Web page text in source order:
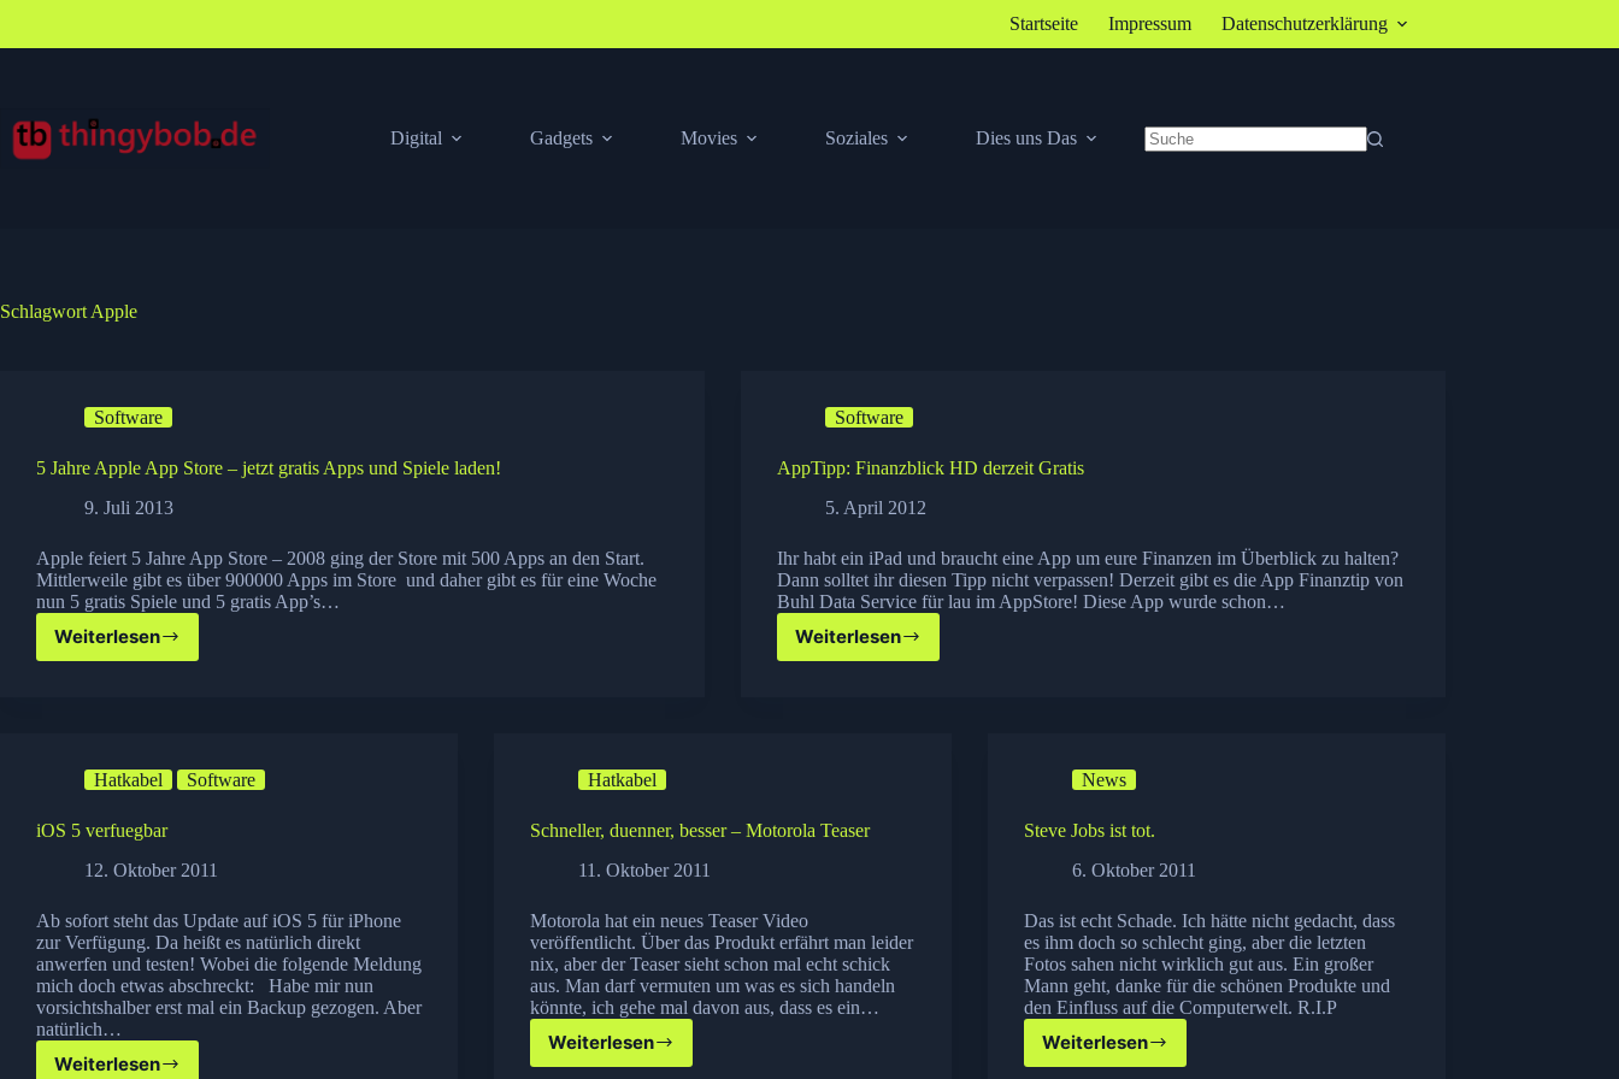
springen
Startseite Impressum Datenschutzerklärung
Digital Gadgets Movies Soziales
Dies uns Das
Schlagwort Apple
Software
5 Jahre Apple App Store – jetzt gratis Apps und Spiele laden!
9. Juli 2013
Apple feiert 5 Jahre App Store – 2008 ging der Store mit 500 Apps an den Start.
Mittlerweile gibt es über 900000 Apps im Store und daher gibt es für eine Woche
nun 5 gratis Spiele und 5 gratis App’s…
Weiterlesen
5
jetzt
Apps
Spiele
Software
AppTipp: Finanzblick HD derzeit Gratis
5. April 2012
Ihr habt ein iPad und braucht eine App um eure Finanzen im Überblick zu halten?
Dann solltet ihr diesen Tipp nicht verpassen! Derzeit gibt es die App Finanztip von
Buhl Data Service für lau im AppStore! Diese App wurde schon…
Weiterlesen
AppTipp:
Hatkabel Software
iOS 5 verfuegbar
12. Oktober 2011
Ab sofort steht das Update auf iOS 5 für iPhone
zur Verfügung. Da heißt es natürlich direkt
anwerfen und testen! Wobei die folgende Meldung
mich doch etwas abschreckt: Habe mir nun
vorsichtshalber erst mal ein Backup gezogen. Aber
natürlich…
Weiterlesen
iOS
Hatkabel
Schneller, duenner, besser – Motorola Teaser
11. Oktober 2011
Motorola hat ein neues Teaser Video
veröffentlicht. Über das Produkt erfährt man leider
nix, aber der Teaser sieht schon mal echt schick
aus. Man darf vermuten um was es sich handeln
könnte, ich gehe mal davon aus, dass es ein…
Weiterlesen
Schneller,
News
Steve Jobs ist tot.
6. Oktober 2011
Das ist echt Schade. Ich hätte nicht gedacht, dass
es ihm doch so schlecht ging, aber die letzten
Fotos sahen nicht wirklich gut aus. Ein großer
Mann geht, danke für die schönen Produkte und
den Einfluss auf die Computerwelt. R.I.P
Weiterlesen
Steve